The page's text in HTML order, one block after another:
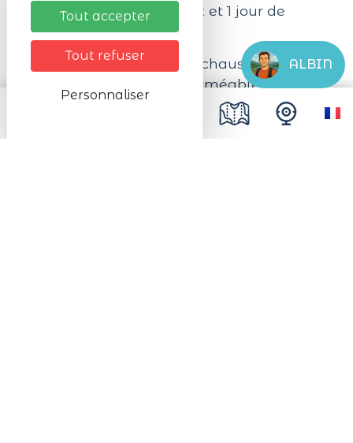
possible de rajouter 1 nuit et 1 jour de
marche.
Equipement nécessaire : chaussures de
marche, protection imperméable et petit
sac à dos pour les affaires de la journée,
ALBIN
Tout accepter
Tout refuser
Personnaliser